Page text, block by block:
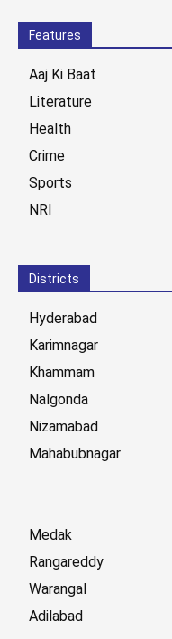
Features
Aaj Ki Baat
Literature
Health
Crime
Sports
NRI
Districts
Hyderabad
Karimnagar
Khammam
Nalgonda
Nizamabad
Mahabubnagar
Medak
Rangareddy
Warangal
Adilabad